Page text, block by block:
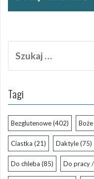
Tagi
Bezglutenowe(402)
Ciastka (21) Daktyle(75)
Do chleba (85) Do pracy